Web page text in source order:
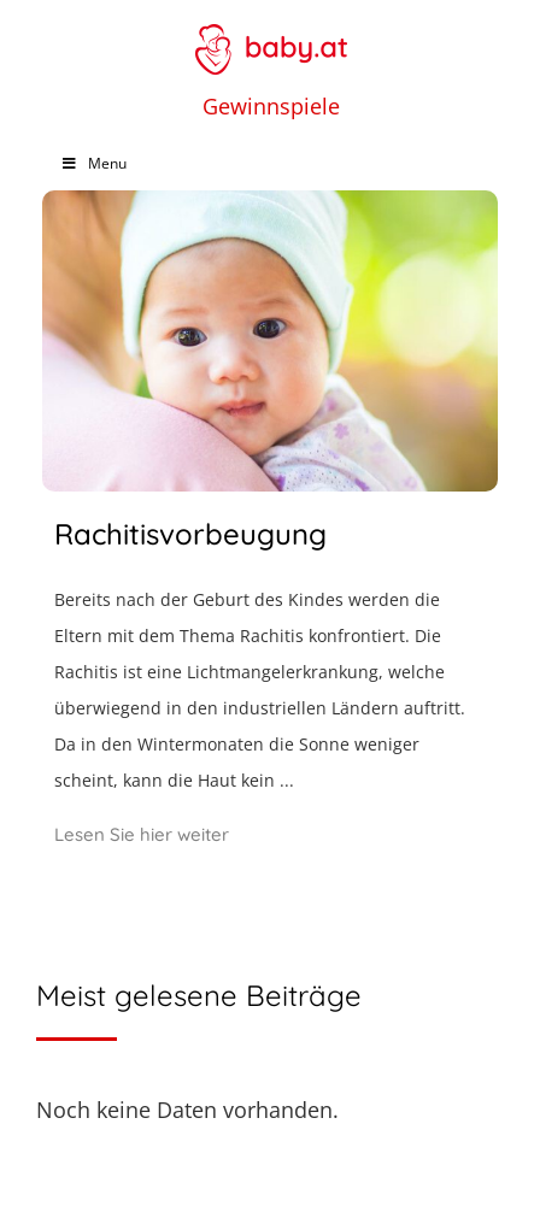
Gewinnspiele
Menu
Rachitisvorbeugung
Bereits nach der Geburt des Kindes werden die
Eltern mit dem Thema Rachitis konfrontiert. Die
Rachitis ist eine Lichtmangelerkrankung, welche
überwiegend in den industriellen Ländern auftritt.
Da in den Wintermonaten die Sonne weniger
scheint, kann die Haut kein ...
Lesen Sie hier weiter
Meist gelesene Beiträge
Noch keine Daten vorhanden.